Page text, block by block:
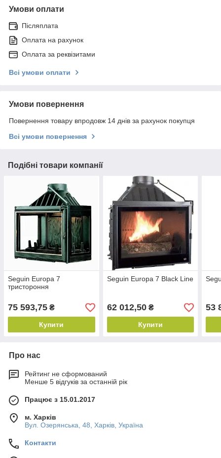
Умови оплати
Післяплата
Оплата на рахунок
Оплата за реквізитами
Всі умови оплати
Умови повернення
Повернення товару впродовж 14 днів за рахунок покупця
Всі умови повернення
Подібні товари компанії
Seguin Europa 7
тристороння
75 593,75 ₴
Купити
Seguin Europa 7 Black Line
62 012,50₴
Купити
53
Про нас
Рейтинг не сформований
Менше 5 відгуків за останній рік
Працює з 15.01.2017
м. Харків
Вул. Озерянська, 48, Харків, Україна
Контакти